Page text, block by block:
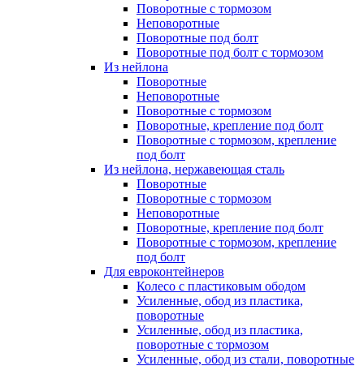
Поворотные с тормозом
Неповоротные
Поворотные под болт
Поворотные под болт с тормозом
Из нейлона
Поворотные
Неповоротные
Поворотные с тормозом
Поворотные, крепление под болт
Поворотные с тормозом, крепление
под болт
Из нейлона, нержавеющая сталь
Поворотные
Поворотные с тормозом
Неповоротные
Поворотные, крепление под болт
Поворотные с тормозом, крепление
под болт
Для евроконтейнеров
Колесо с пластиковым ободом
Усиленные, обод из пластика,
поворотные
Усиленные, обод из пластика,
поворотные с тормозом
Усиленные, обод из стали, поворотные